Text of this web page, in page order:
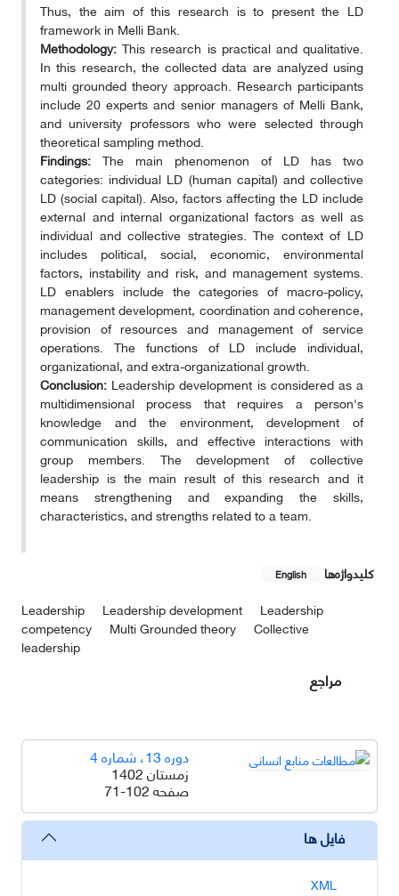
Thus, the aim of this research is to present the LD
framework in Melli Bank.
Methodology: This research is practical and qualitative.
In this research, the collected data are analyzed using
multi grounded theory approach. Research participants
include 20 experts and senior managers of Melli Bank,
and university professors who were selected through
theoretical sampling method.
Findings: The main phenomenon of LD has two
categories: individual LD (human capital) and collective
LD (social capital). Also, factors affecting the LD include
external and internal organizational factors as well as
individual and collective strategies. The context of LD
includes political, social, economic, environmental
factors, instability and risk, and management systems.
LD enablers include the categories of macro-policy,
management development, coordination and coherence,
provision of resources and management of service
operations. The functions of LD include individual,
organizational, and extra-organizational growth.
Conclusion: Leadership development is considered as a
multidimensional process that requires a person's
knowledge and the environment, development of
communication skills, and effective interactions with
group members. The development of collective
leadership is the main result of this research and it
means strengthening and expanding the skills,
characteristics, and strengths related to a team.
کلیدواژه‌ها English
Leadership Leadership development
Leadership
competency
Multi Grounded theory
Collective
leadership
مراجع
دوره 13، شماره 4
زمستان 1402
صفحه71-102
فایل ها
XML